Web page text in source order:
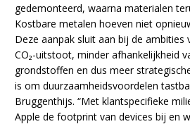
gedemonteerd, waarna materialen
Kostbare metalen hoeven niet
Deze aanpak sluit aan bij de ambities
CO₂-uitstoot, minder afhankelijkheid
grondstoffen en dus meer
is om duurzaamheidsvoordelen
Bruggenthijs. “Met klantspecifieke
Apple de footprint van devices bij en